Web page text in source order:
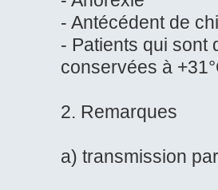
- Antécédent de
- Patients qui sont
conservées à
2. Remarques
a) transmission